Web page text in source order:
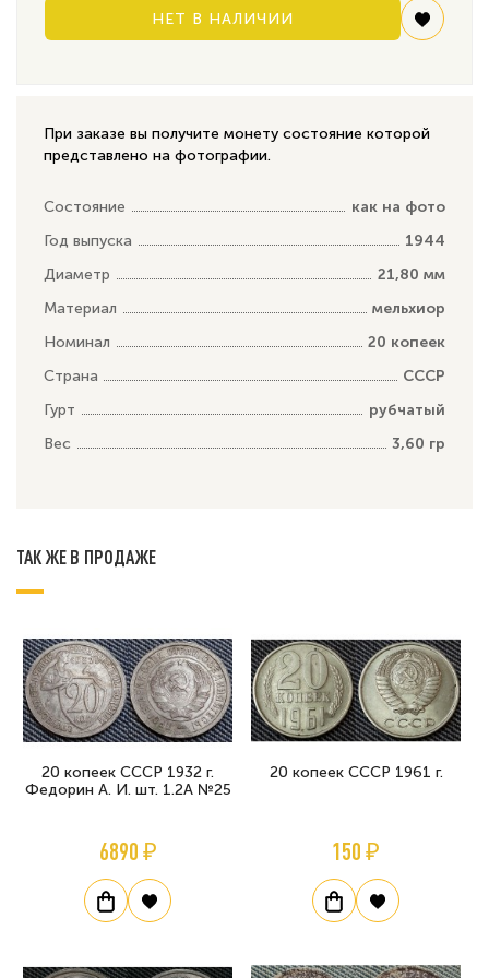
НЕТ В НАЛИЧИИ
При заказе вы получите монету состояние которой
представлено на фотографии.
Состояние
как на фото
Год выпуска
1944
Диаметр
21,80 мм
Материал
мельхиор
Номинал
20 копеек
Страна
СССР
Гурт
рубчатый
Вес
3,60 гр
ТАК ЖЕ В ПРОДАЖЕ
20 копеек СССР 1932 г.
Федорин А. И. шт. 1.2А №25
6890 ₽
20 копеек СССР 1961 г.
150 ₽